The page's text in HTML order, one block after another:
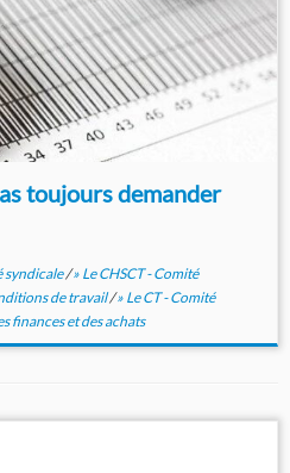
toujours demander
syndicale/» Le CHSCT - Comité
de travail/» Le CT - Comité
finances et des achats